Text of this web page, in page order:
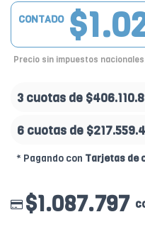
CONTADO
Precio sin impuestos
3 cuotas de
6 cuotas de $217.559.4
* Pagando con Tarjetas de
$1.087.797